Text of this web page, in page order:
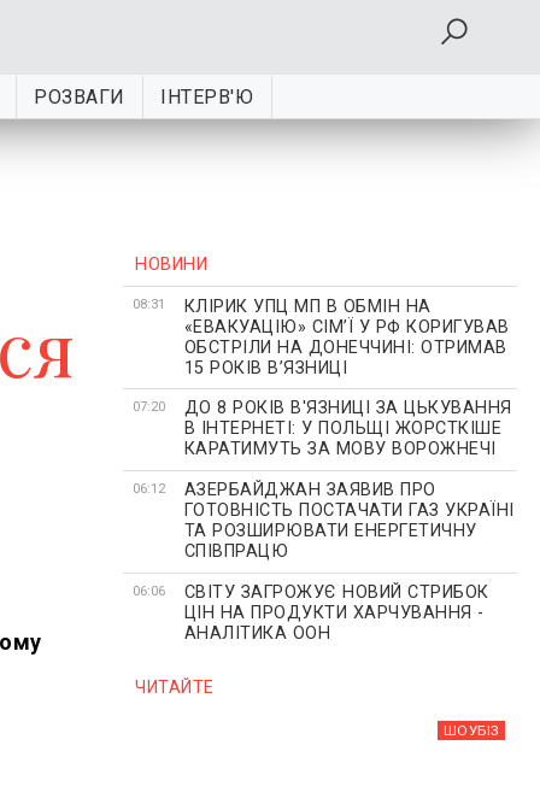
РОЗВАГИ ІНТЕРВ'Ю
НОВИНИ
08:31
КЛІРИК УПЦ МП В ОБМІН НА
«ЕВАКУАЦІЮ» СІМʼЇ У РФ КОРИГУВАВ
ОБСТРІЛИ НА ДОНЕЧЧИНІ: ОТРИМАВ
15 РОКІВ ВʼЯЗНИЦІ
07:20
ДО 8 РОКІВ В'ЯЗНИЦІ ЗА ЦЬКУВАННЯ
В ІНТЕРНЕТІ: У ПОЛЬЩІ ЖОРСТКІШЕ
КАРАТИМУТЬ ЗА МОВУ ВОРОЖНЕЧІ
06:12
АЗЕРБАЙДЖАН ЗАЯВИВ ПРО
ГОТОВНІСТЬ ПОСТАЧАТИ ГАЗ УКРАЇНІ
ТА РОЗШИРЮВАТИ ЕНЕРГЕТИЧНУ
СПІВПРАЦЮ
06:06
СВІТУ ЗАГРОЖУЄ НОВИЙ СТРИБОК
ЦІН НА ПРОДУКТИ ХАРЧУВАННЯ -
АНАЛІТИКА ООН
ЧИТАЙТЕ
ШОУБIЗ